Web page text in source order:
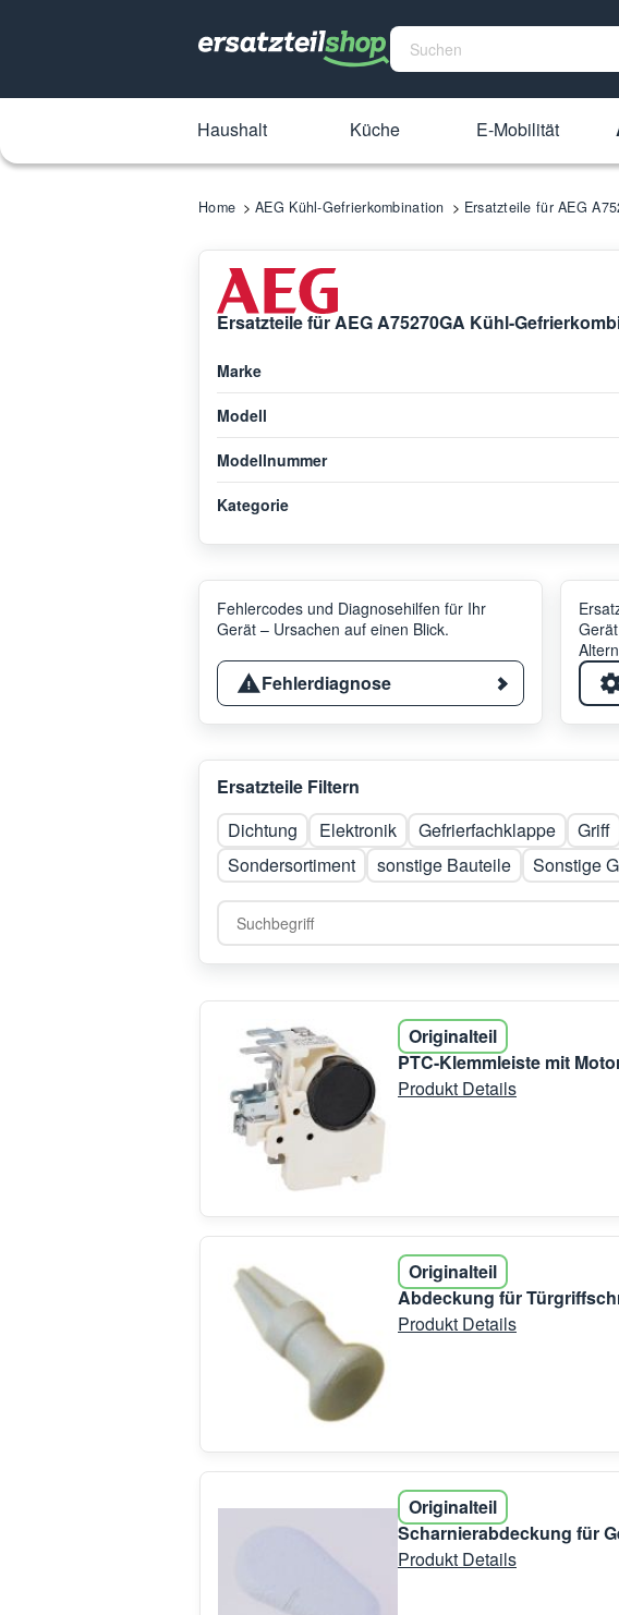
Haushalt Küche E-Mobilität
Home AEG Kühl-Gefrierkombination Ersatzteile für AEG
Ersatzteile für AEG A75270GA Kühl-
Marke
Modell
Modellnummer
Kategorie
Fehlercodes und Diagnosehilfen für Ihr
Gerät – Ursachen auf einen Blick.
Fehlerdiagnose
Ersatzteile Filtern
Dichtung
Elektronik Gefrierfachklappe Griff
Sondersortiment
sonstige Bauteile Sonstige
Originalteil
PTC-Klemmleiste mit
Produkt Details
Originalteil
Abdeckung für
Produkt Details
Originalteil
Scharnierabdeckung für
Produkt Details